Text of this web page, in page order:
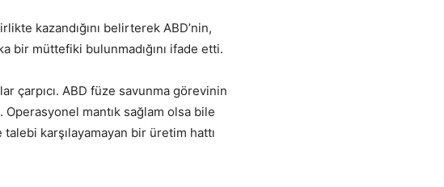
kazandığını belirterek ABD’nin,
bir müttefiki bulunmadığını ifade etti.
çarpıcı. ABD füze savunma görevinin
mantık sağlam olsa bile
karşılayamayan bir üretim hattı